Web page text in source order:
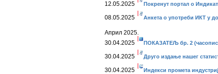
12.05.2025 Покренут портал о
08.05.2025 Анкета о употреби ИКТ у
Април 2025.
30.04.2025
ПОКАЗАТЕЉ бр. 2
30.04.2025 Друго издање нашег
30.04.2025 Индекси промета